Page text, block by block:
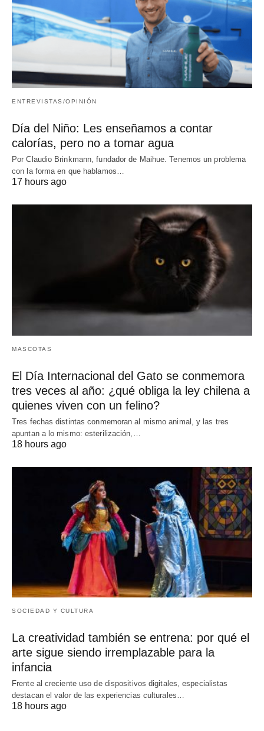
ENTREVISTAS/OPINIÓN
Día del Niño: Les enseñamos a contar
calorías, pero no a tomar agua
Por Claudio Brinkmann, fundador de Maihue. Tenemos un problema
con la forma en que hablamos…
17 hours ago
MASCOTAS
El Día Internacional del Gato se conmemora
tres veces al año: ¿qué obliga la ley chilena a
quienes viven con un felino?
Tres fechas distintas conmemoran al mismo animal, y las tres
apuntan a lo mismo: esterilización,…
18 hours ago
SOCIEDAD Y CULTURA
La creatividad también se entrena: por qué el
arte sigue siendo irremplazable para la
infancia
Frente al creciente uso de dispositivos digitales, especialistas
destacan el valor de las experiencias culturales…
18 hours ago